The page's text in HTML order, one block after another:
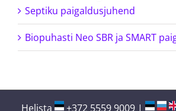
Septiku paigaldusjuhend
Biopuhasti Neo SBR ja SMART
Helista +372 5559 9009 |